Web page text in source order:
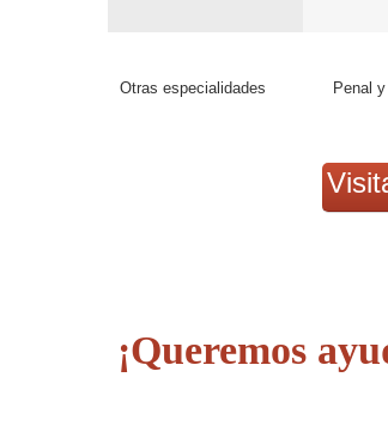
Otras especialidades Penal
¡Queremos